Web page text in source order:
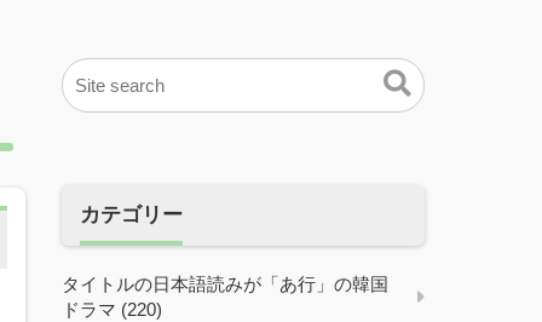
カテゴリー
タイトルの日本語読みが「あ行」の韓国
ドラマ (220)